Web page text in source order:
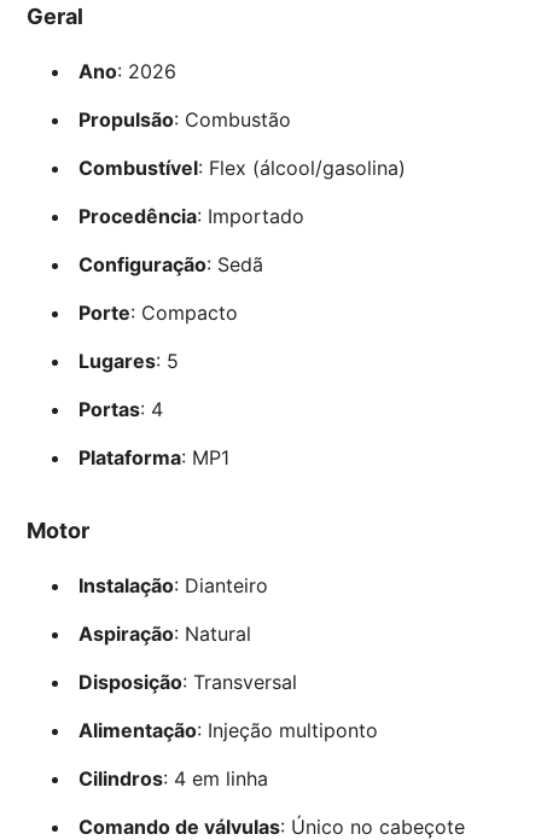
Geral
Ano: 2026
Propulsão: Combustão
Combustível: Flex (álcool/gasolina)
Procedência: Importado
Configuração: Sedã
Porte: Compacto
Lugares: 5
Portas: 4
Plataforma: MP1
Motor
Instalação: Dianteiro
Aspiração: Natural
Disposição: Transversal
Alimentação: Injeção multiponto
Cilindros: 4 em linha
Comando de válvulas: Único no cabeçote